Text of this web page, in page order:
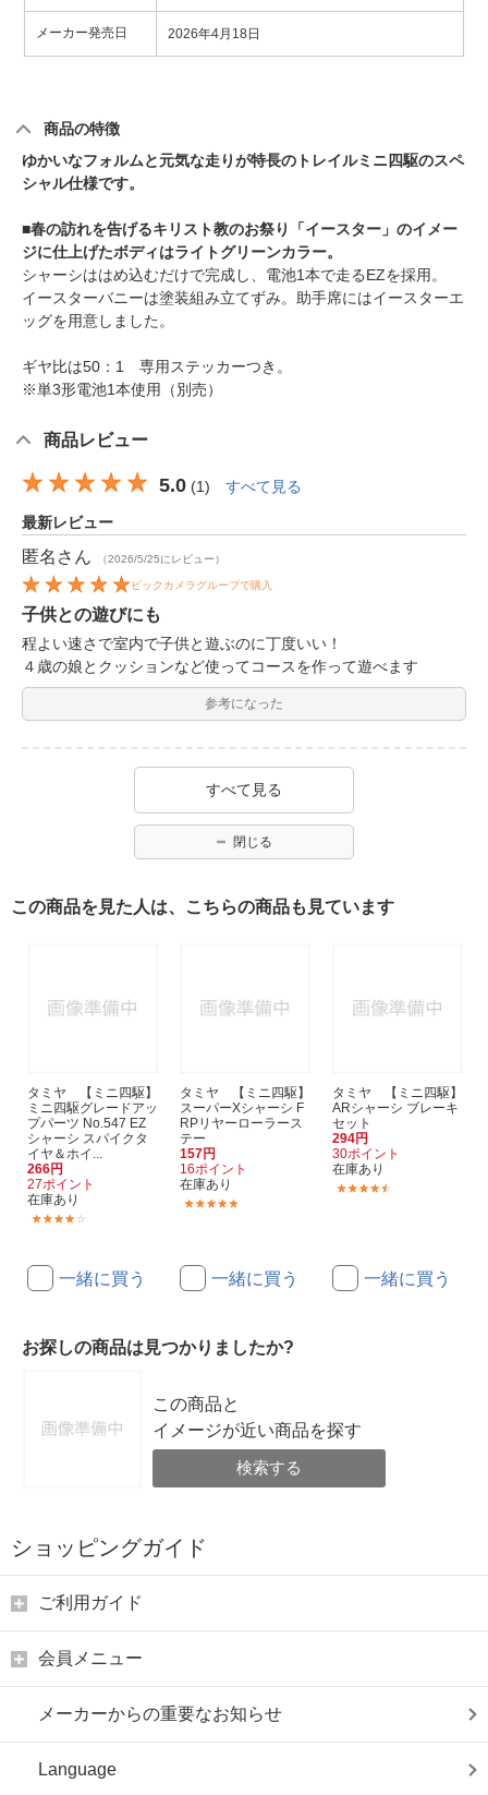
メーカー発売日 2026年4月18日
商品の特徴
ゆかいなフォルムと元気な走りが特長のトレイルミニ四駆のスペ
シャル仕様です。
■春の訪れを告げるキリスト教のお祭り「イースター」のイメー
ジに仕上げたボディはライトグリーンカラー。
シャーシははめ込むだけで完成し、電池1本で走るEZを採用。
イースターバニーは塗装組み立てずみ。助手席にはイースターエ
ッグを用意しました。
ギヤ比は50：1 専用ステッカーつき。
※単3形電池1本使用（別売）
商品レビュー
5.0 (1) すべて見る
最新レビュー
匿名 さん （2026/5/25にレビュー）
ビックカメラグループで購入
子供との遊びにも
程よい速さで室内で子供と遊ぶのに丁度いい！
４歳の娘とクッションなど使ってコースを作って遊べます
参考になった
すべて見る
閉じる
この商品を見た人は、こちらの商品も見ています
タミヤ 【ミニ四駆】
ミニ四駆グレードアッ
プパーツ No.547 EZ
シャーシ スパイクタ
イヤ＆ホイ...
266円
27ポイント
在庫あり
一緒に買う
タミヤ 【ミニ四駆】
スーパーXシャーシ F
RPリヤーローラース
テー
157円
16ポイント
在庫あり
一緒に買う
タミヤ 【ミニ四駆】
ARシャーシ ブレーキ
セット
294円
30ポイント
在庫あり
一緒に買う
お探しの商品は見つかりましたか?
この商品と
イメージが近い商品を探す
検索する
ショッピングガイド
ご利用ガイド
会員メニュー
メーカーからの重要なお知らせ
Language